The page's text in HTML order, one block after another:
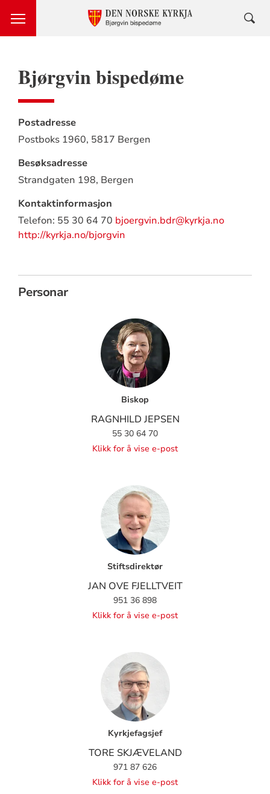
Bjørgvin bispedøme
Postadresse
Postboks 1960, 5817 Bergen
Besøksadresse
Strandgaten 198, Bergen
Kontaktinformasjon
Telefon: 55 30 64 70 bjoergvin.bdr@kyrkja.no
http://kyrkja.no/bjorgvin
Personar
Biskop
RAGNHILD JEPSEN
55 30 64 70
Klikk for å vise e-post
Stiftsdirektør
JAN OVE FJELLTVEIT
951 36 898
Klikk for å vise e-post
Kyrkjefagsjef
TORE SKJÆVELAND
971 87 626
Klikk for å vise e-post